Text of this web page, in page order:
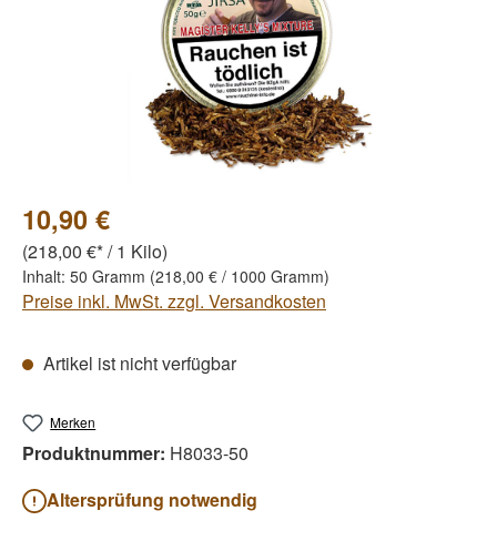
10,90 €
(218,00 €* / 1 Kilo)
Inhalt: 50 Gramm (218,00 € / 1000 Gramm)
Preise inkl. MwSt. zzgl. Versandkosten
Artikel ist nicht verfügbar
Merken
Produktnummer: H8033-50
Altersprüfung notwendig